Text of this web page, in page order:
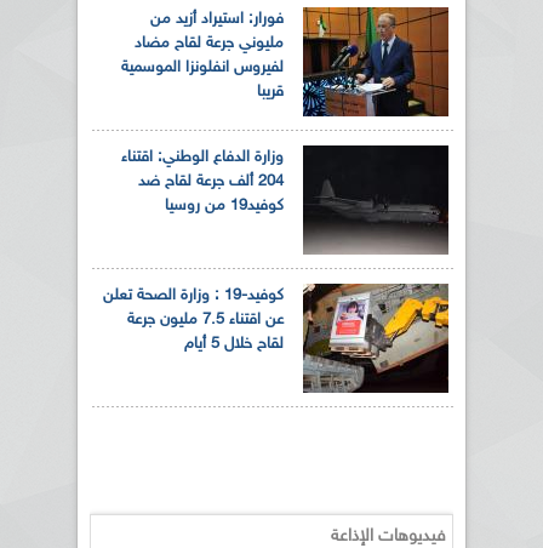
فورار: استيراد أزيد من
مليوني جرعة لقاح مضاد
لفيروس انفلونزا الموسمية
قريبا
وزارة الدفاع الوطني: اقتناء
204 ألف جرعة لقاح ضد
كوفيد19 من روسيا
كوفيد-19 : وزارة الصحة تعلن
عن اقتناء 7.5 مليون جرعة
لقاح خلال 5 أيام
فيديوهات الإذاعة